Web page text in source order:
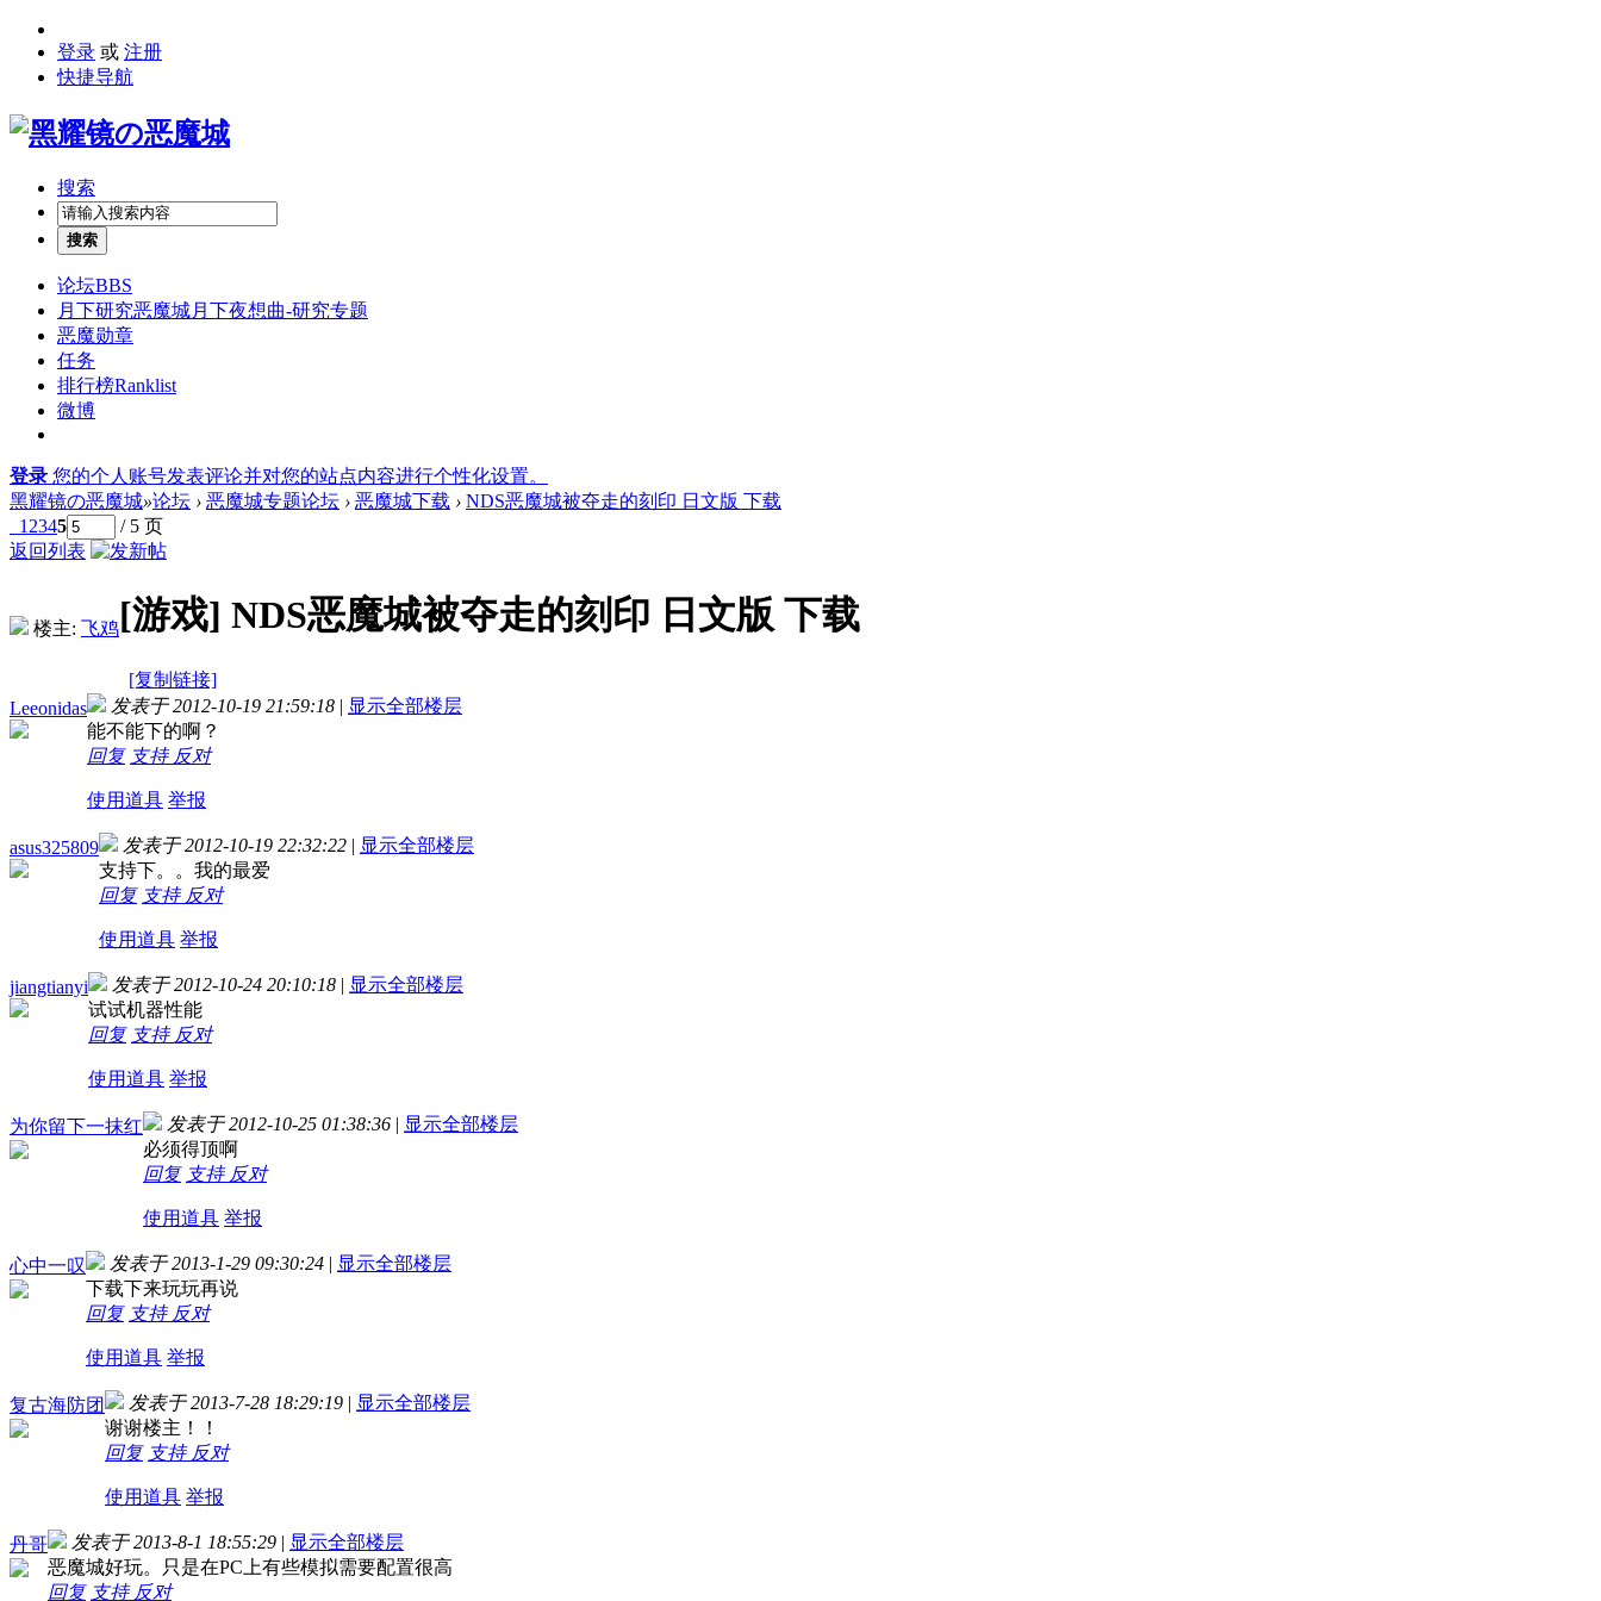
登录 或 注册
快捷导航
搜索
搜索
论坛BBS
月下研究恶魔城月下夜想曲-研究专题
恶魔勋章
任务
排行榜Ranklist
微博
登录 您的个人账号发表评论并对您的站点内容进行个性化设置。
黑耀镜の恶魔城»论坛 › 恶魔城专题论坛 › 恶魔城下载 › NDS恶魔城被夺走的刻印 日文版 下载
1 2345
/ 5 页
返回列表
楼主: 飞鸡[游戏] NDS恶魔城被夺走的刻印 日文版 下载
[复制链接]
Leeonidas
发表于 2012-10-19 21:59:18 | 显示全部楼层
能不能下的啊？
回复 支持 反对
使用道具 举报
asus325809 发表于 2012-10-19 22:32:22 | 显示全部楼层
支持下。。我的最爱
回复 支持 反对
使用道具 举报
jiangtianyi 发表于 2012-10-24 20:10:18 | 显示全部楼层
试试机器性能
回复 支持 反对
使用道具 举报
为你留下一抹红 发表于 2012-10-25 01:38:36 | 显示全部楼层
必须得顶啊
回复 支持 反对
使用道具 举报
心中一叹 发表于 2013-1-29 09:30:24 | 显示全部楼层
下载下来玩玩再说
回复 支持 反对
使用道具 举报
复古海防团 发表于 2013-7-28 18:29:19 | 显示全部楼层
谢谢楼主！！
回复 支持 反对
使用道具 举报
丹哥 发表于 2013-8-1 18:55:29 | 显示全部楼层
恶魔城好玩。只是在PC上有些模拟需要配置很高
回复 支持 反对